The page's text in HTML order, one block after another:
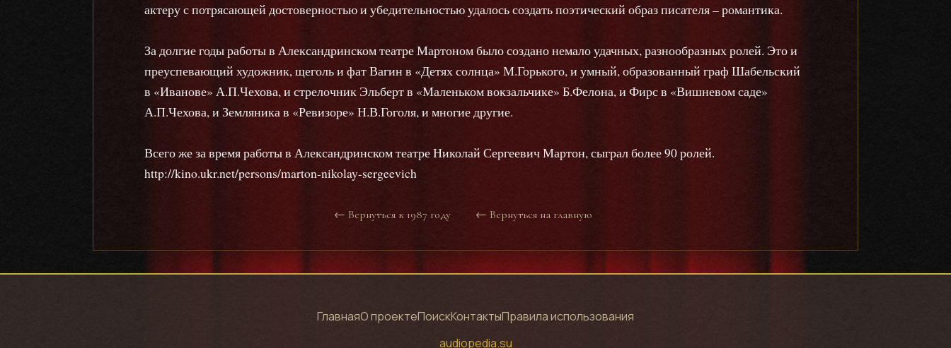
актеру с потрясающей достоверностью и убедительностью удалось создать поэтический образ писателя – романтика.
За долгие годы работы в Александринском театре Мартоном было создано немало удачных, разнообразных ролей. Это и
преуспевающий художник, щеголь и фат Вагин в «Детях солнца» М.Горького, и умный, образованный граф Шабельский
в «Иванове» А.П.Чехова, и стрелочник Эльберт в «Маленьком вокзальчике» Б.Фелона, и Фирс в «Вишневом саде»
А.П.Чехова, и Земляника в «Ревизоре» Н.В.Гоголя, и многие другие.
Всего же за время работы в Александринском театре Николай Сергеевич Мартон, сыграл более 90 ролей.
http://kino.ukr.net/persons/marton-nikolay-sergeevich
← Вернуться к 1987 году ← Вернуться на главную
ГлавнаяО проектеПоискКонтактыПравила использования
audiopedia.su